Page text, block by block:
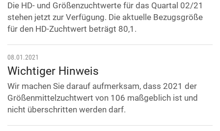
Die HD- und Größenzuchtwerte für das Quartal 02/21
stehen jetzt zur Verfügung. Die aktuelle Bezugsgröße
für den HD-Zuchtwert beträgt 80,1.
08.01.2021
Wichtiger Hinweis
Wir machen Sie darauf aufmerksam, dass 2021 der
Größenmittelzuchtwert von 106 maßgeblich ist und
nicht überschritten werden darf.